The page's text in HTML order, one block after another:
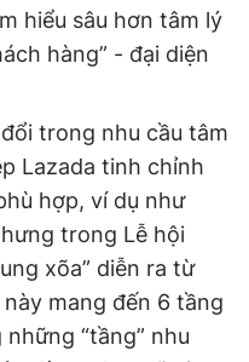
hiểu sâu hơn tâm lý
hàng” - đại diện
trong nhu cầu tâm
Lazada tinh chỉnh
hợp, ví dụ như
trong Lễ hội
xõa” diễn ra từ
này mang đến 6 tầng
“tầng” nhu